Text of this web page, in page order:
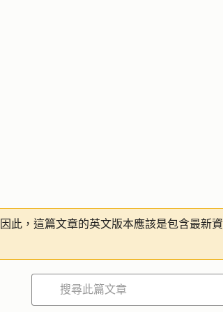
此，這篇文章的英文版本應該是包含最新資